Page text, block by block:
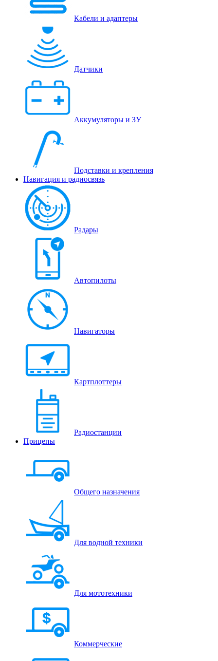
Кабели и адаптеры
Датчики
Аккумуляторы и ЗУ
Подставки и крепления
Навигация и радиосвязь
Радары
Автопилоты
Навигаторы
Картплоттеры
Радиостанции
Прицепы
Общего назначения
Для водной техники
Для мототехники
Коммерческие